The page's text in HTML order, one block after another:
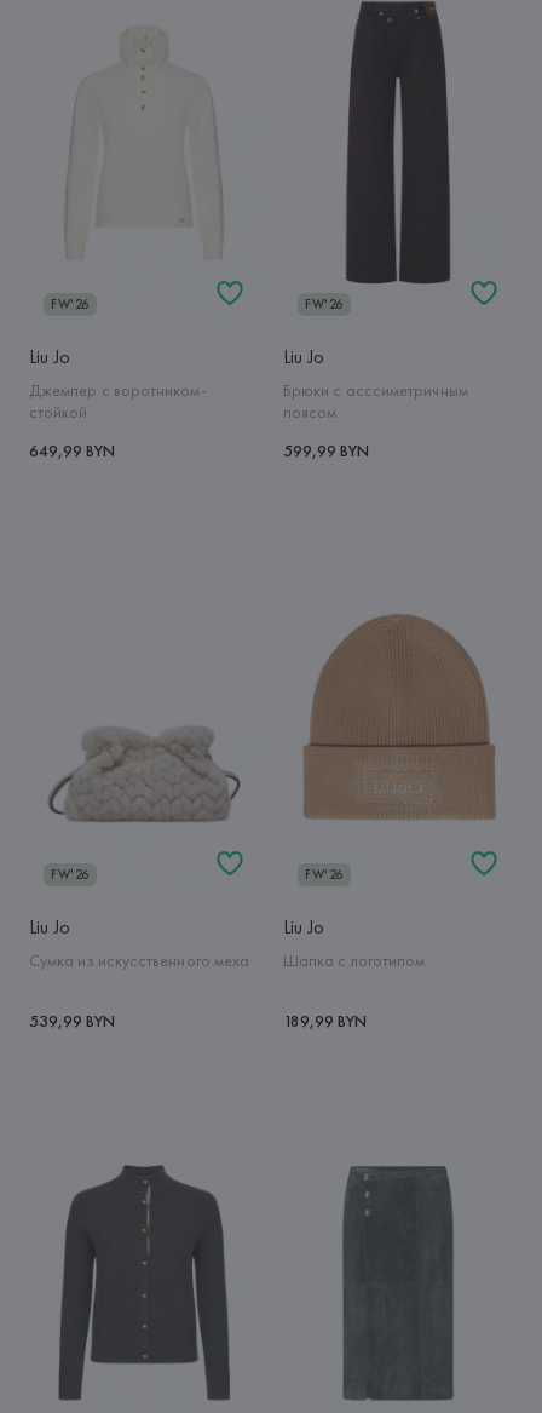
FW'26
Liu Jo
Джемпер с воротником-
стойкой
649,99 BYN
FW'26
Liu Jo
Брюки с асссиметричным
поясом
599,99 BYN
FW'26
Liu Jo
Сумка из искусственного меха
539,99 BYN
FW'26
Liu Jo
Шапка с логотипом
189,99 BYN